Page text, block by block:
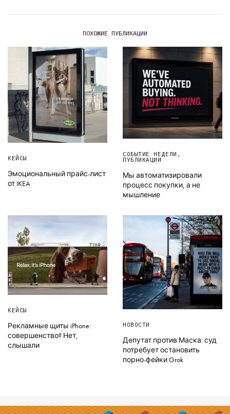
ПОХОЖИЕ ПУБЛИКАЦИИ
КЕЙСЫ
Эмоциональный прайс-лист
от IKEA
СОБЫТИЕ НЕДЕЛИ ,
ПУБЛИКАЦИИ
Мы автоматизировали
процесс покупки, а не
мышление
КЕЙСЫ
Рекламные щиты iPhone:
совершенство? Нет,
слышали
НОВОСТИ
Депутат против Маска: суд
потребует остановить
порно-фейки Grok